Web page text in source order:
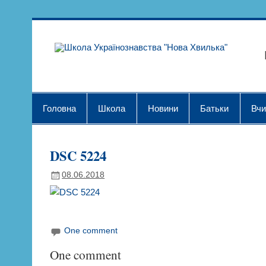
Головна Школа Новини Батьки
DSC 5224
08.06.2018
One comment
One comment